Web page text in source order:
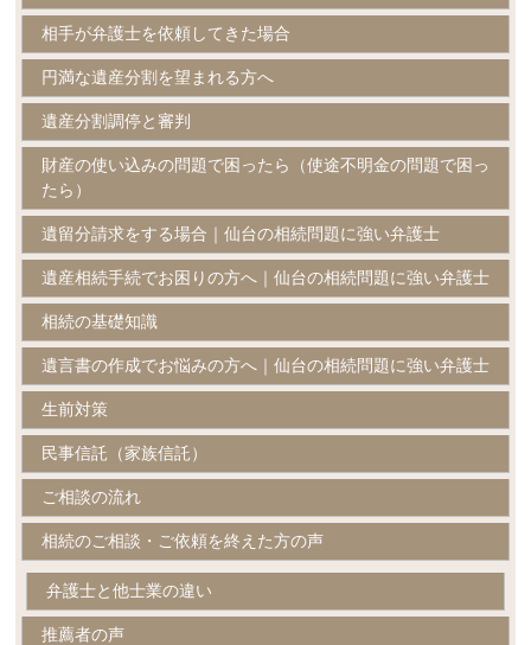
相手が弁護士を依頼してきた場合
円満な遺産分割を望まれる方へ
遺産分割調停と審判
財産の使い込みの問題で困ったら（使途不明金の問題で困っ
たら）
遺留分請求をする場合｜仙台の相続問題に強い弁護士
遺産相続手続でお困りの方へ｜仙台の相続問題に強い弁護士
相続の基礎知識
遺言書の作成でお悩みの方へ｜仙台の相続問題に強い弁護士
生前対策
民事信託（家族信託）
ご相談の流れ
相続のご相談・ご依頼を終えた方の声
弁護士と他士業の違い
推薦者の声